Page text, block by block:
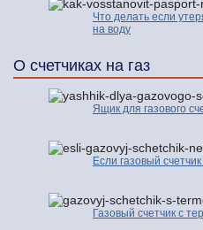
Что делать если
на воду
О счетчиках на газ
Ящик для газового
Если газовый
Газовый счетчик с